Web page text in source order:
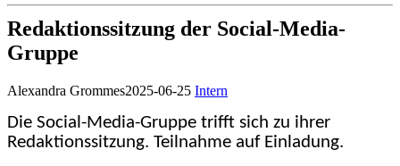
Redaktionssitzung der Social-Media-
Gruppe
Alexandra Grommes2025-06-25 Intern
Die Social-Media-Gruppe trifft sich zu ihrer
Redaktionssitzung. Teilnahme auf Einladung.